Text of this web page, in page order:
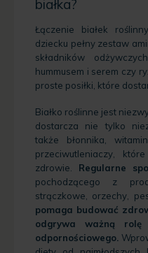
białka?
Łączenie białek
dziecku pełny zestaw
składników
hummusem i serem czy
proste posiłki, które
Białko roślinne jest
dostarcza nie tylko
także błonnika,
przeciwutleniaczy,
zdrowie. Regularne
pochodzącego z
strączkowe, orzechy,
pomaga budować
odgrywa ważną rolę
odpornościowego.